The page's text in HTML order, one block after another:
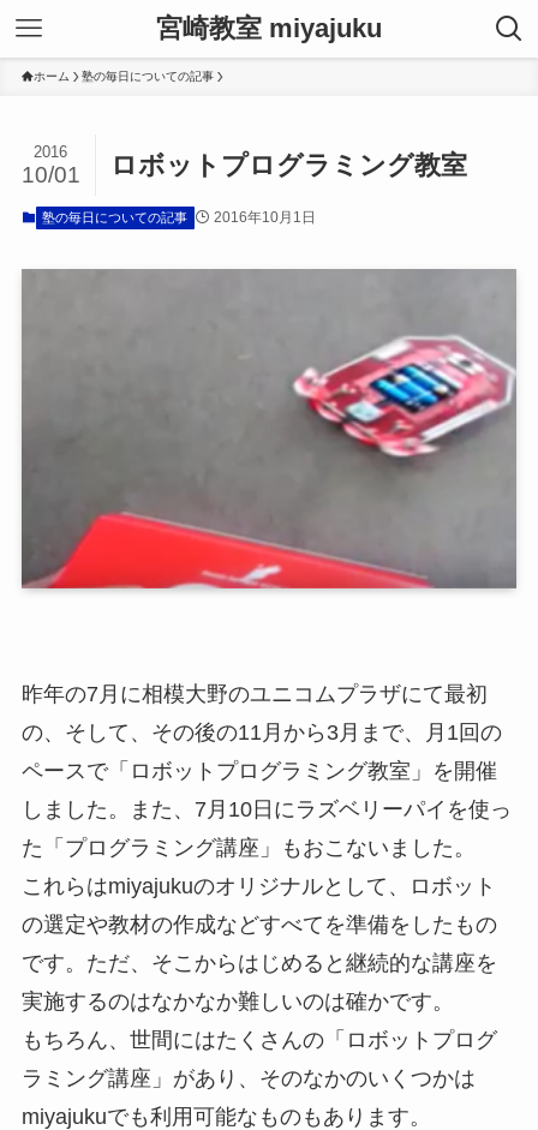
宮崎教室 miyajuku
ホーム 塾の毎日についての記事
ロボットプログラミング教室
2016
10/01
塾の毎日についての記事 2016年10月1日
昨年の7月に相模大野のユニコムプラザにて最初
の、そして、その後の11月から3月まで、月1回の
ペースで「ロボットプログラミング教室」を開催
しました。また、7月10日にラズベリーパイを使っ
た「プログラミング講座」もおこないました。
これらはmiyajukuのオリジナルとして、ロボット
の選定や教材の作成などすべてを準備をしたもの
です。ただ、そこからはじめると継続的な講座を
実施するのはなかなか難しいのは確かです。
もちろん、世間にはたくさんの「ロボットプログ
ラミング講座」があり、そのなかのいくつかは
miyajukuでも利用可能なものもあります。